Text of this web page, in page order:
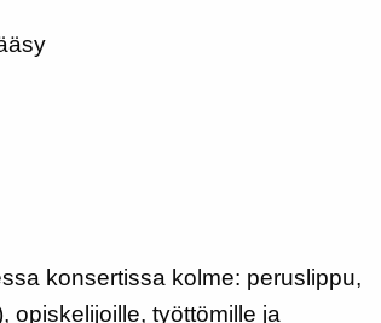
konsertissa kolme: peruslippu,
opiskelijoille, työttömille ja